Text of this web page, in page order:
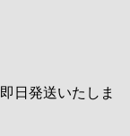
日発送いたしま